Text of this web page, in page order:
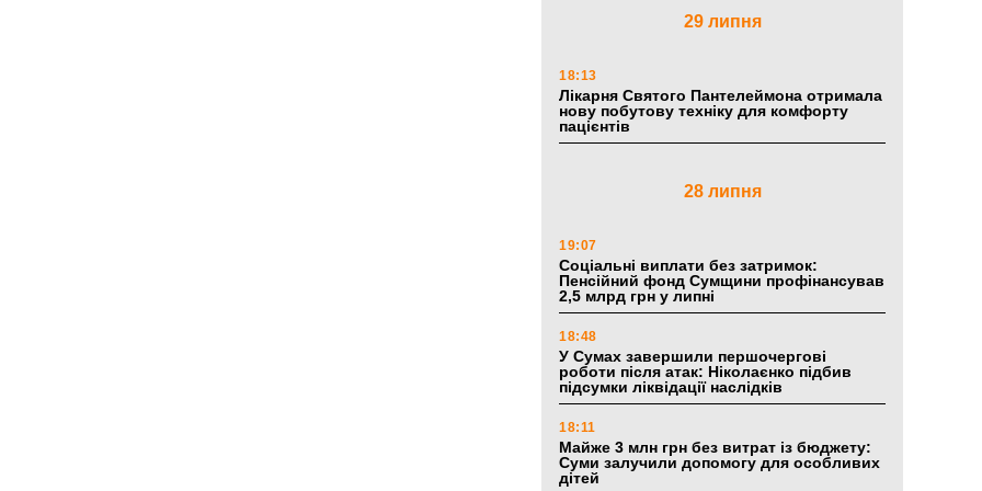
29 липня
18:13
Лікарня Святого Пантелеймона отримала
нову побутову техніку для комфорту
пацієнтів
28 липня
19:07
Соціальні виплати без затримок:
Пенсійний фонд Сумщини профінансував
2,5 млрд грн у липні
18:48
У Сумах завершили першочергові
роботи після атак: Ніколаєнко підбив
підсумки ліквідації наслідків
18:11
Майже 3 млн грн без витрат із бюджету:
Суми залучили допомогу для особливих
дітей